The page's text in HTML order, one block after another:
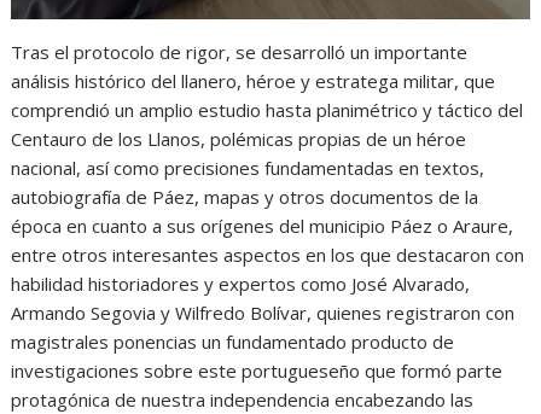
Tras el protocolo de rigor, se desarrolló un importante
análisis histórico del llanero, héroe y estratega militar, que
comprendió un amplio estudio hasta planimétrico y táctico del
Centauro de los Llanos, polémicas propias de un héroe
nacional, así como precisiones fundamentadas en textos,
autobiografía de Páez, mapas y otros documentos de la
época en cuanto a sus orígenes del municipio Páez o Araure,
entre otros interesantes aspectos en los que destacaron con
habilidad historiadores y expertos como José Alvarado,
Armando Segovia y Wilfredo Bolívar, quienes registraron con
magistrales ponencias un fundamentado producto de
investigaciones sobre este portugueseño que formó parte
protagónica de nuestra independencia encabezando las